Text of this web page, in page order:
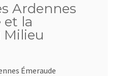
Ardennes
et la
Milieu
Émeraude